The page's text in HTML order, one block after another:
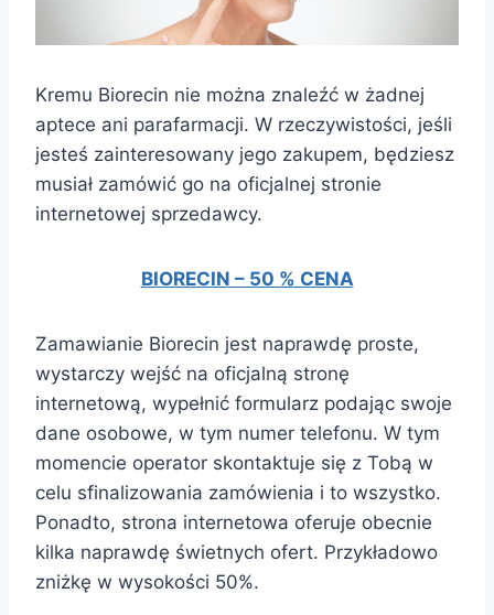
Kremu Biorecin nie można znaleźć w żadnej
aptece ani parafarmacji. W rzeczywistości, jeśli
jesteś zainteresowany jego zakupem, będziesz
musiał zamówić go na oficjalnej stronie
internetowej sprzedawcy.
BIORECIN – 50 % CENA
Zamawianie Biorecin jest naprawdę proste,
wystarczy wejść na oficjalną stronę
internetową, wypełnić formularz podając swoje
dane osobowe, w tym numer telefonu. W tym
momencie operator skontaktuje się z Tobą w
celu sfinalizowania zamówienia i to wszystko.
Ponadto, strona internetowa oferuje obecnie
kilka naprawdę świetnych ofert. Przykładowo
zniżkę w wysokości 50%.